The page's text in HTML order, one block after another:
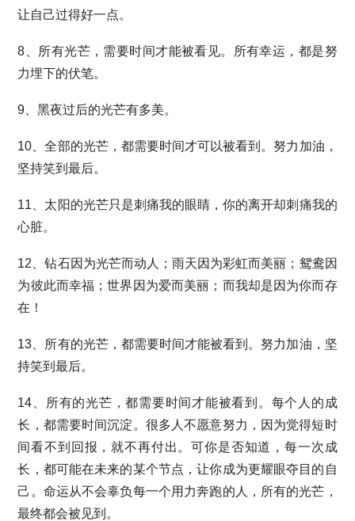
让自己过得好一点。
8、所有光芒，需要时间才能被看见。所有幸运，都是努
力埋下的伏笔。
9、黑夜过后的光芒有多美。
10、全部的光芒，都需要时间才可以被看到。努力加油，
坚持笑到最后。
11、太阳的光芒只是刺痛我的眼睛，你的离开却刺痛我的
心脏。
12、钻石因为光芒而动人；雨天因为彩虹而美丽；鸳鸯因
为彼此而幸福；世界因为爱而美丽；而我却是因为你而存
在！
13、所有的光芒，都需要时间才能被看到。努力加油，坚
持笑到最后。
14、所有的光芒，都需要时间才能被看到。每个人的成
长，都需要时间沉淀。很多人不愿意努力，因为觉得短时
间看不到回报，就不再付出。可你是否知道，每一次成
长，都可能在未来的某个节点，让你成为更耀眼夺目的自
己。命运从不会辜负每一个用力奔跑的人，所有的光芒，
最终都会被见到。